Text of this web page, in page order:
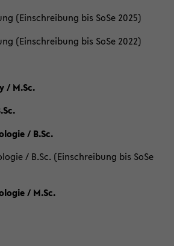
(Einschreibung bis SoSe 2025)
(Einschreibung bis SoSe 2022)
/ M.Sc.
/ B.Sc.
/ B.Sc. (Einschreibung bis SoSe
/ M.Sc.